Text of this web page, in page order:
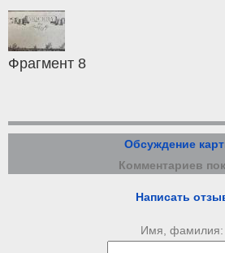
Фрагмент 8
Обсуждение
Комментариев
Написать
Имя, фамилия: